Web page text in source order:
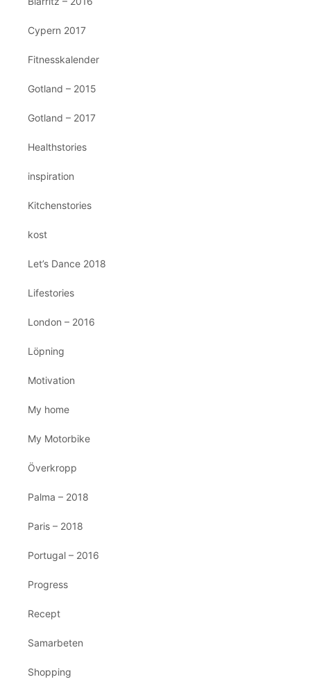
Cypern 2017
Fitnesskalender
Gotland – 2015
Gotland – 2017
Healthstories
inspiration
Kitchenstories
kost
Let’s Dance 2018
Lifestories
London – 2016
Löpning
Motivation
My home
My Motorbike
Överkropp
Palma – 2018
Paris – 2018
Portugal – 2016
Progress
Recept
Samarbeten
Shopping